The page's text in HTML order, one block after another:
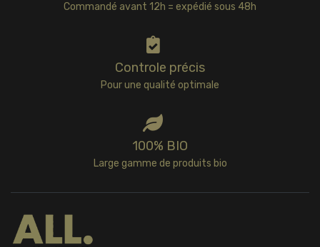
Commandé avant 12h = expédié sous 48h
Controle précis
Pour une qualité optimale
100% BIO
Large gamme de produits bio